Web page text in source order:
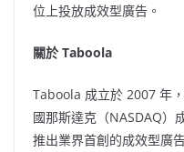
位上投放成效型廣告。
關於 Taboola
Taboola 成立於 2007 年
國那斯達克（NASDAQ）
推出業界首創的成效型廣